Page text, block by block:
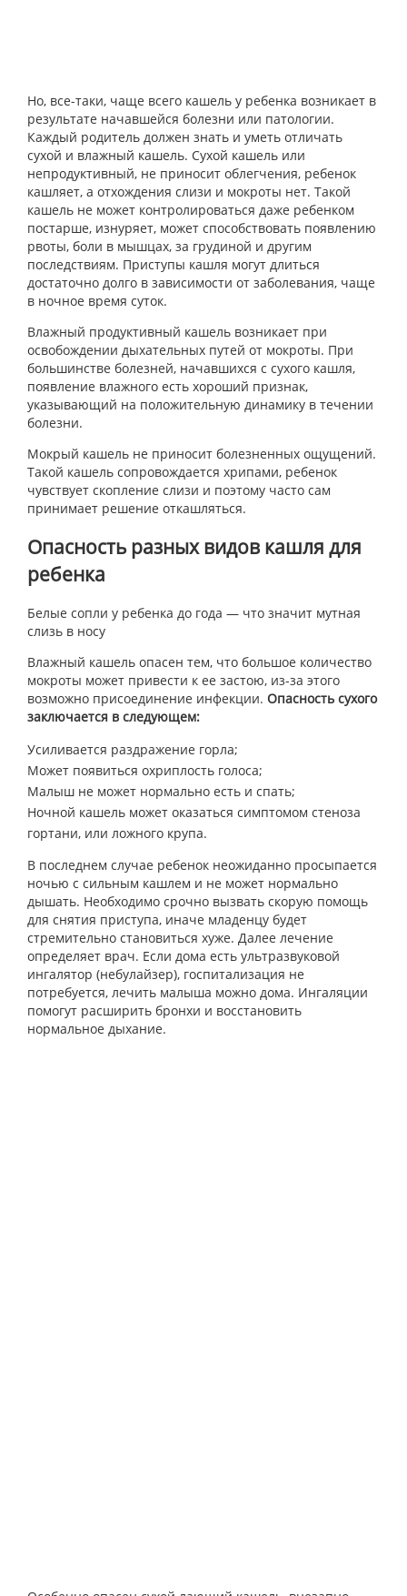
Но, все-таки, чаще всего кашель у ребенка возникает в
результате начавшейся болезни или патологии.
Каждый родитель должен знать и уметь отличать
сухой и влажный кашель. Сухой кашель или
непродуктивный, не приносит облегчения, ребенок
кашляет, а отхождения слизи и мокроты нет. Такой
кашель не может контролироваться даже ребенком
постарше, изнуряет, может способствовать появлению
рвоты, боли в мышцах, за грудиной и другим
последствиям. Приступы кашля могут длиться
достаточно долго в зависимости от заболевания, чаще
в ночное время суток.
Влажный продуктивный кашель возникает при
освобождении дыхательных путей от мокроты. При
большинстве болезней, начавшихся с сухого кашля,
появление влажного есть хороший признак,
указывающий на положительную динамику в течении
болезни.
Мокрый кашель не приносит болезненных ощущений.
Такой кашель сопровождается хрипами, ребенок
чувствует скопление слизи и поэтому часто сам
принимает решение откашляться.
Опасность разных видов кашля для
ребенка
Белые сопли у ребенка до года — что значит мутная
слизь в носу
Влажный кашель опасен тем, что большое количество
мокроты может привести к ее застою, из-за этого
возможно присоединение инфекции. Опасность сухого
заключается в следующем:
Усиливается раздражение горла;
Может появиться охриплость голоса;
Малыш не может нормально есть и спать;
Ночной кашель может оказаться симптомом стеноза
гортани, или ложного крупа.
В последнем случае ребенок неожиданно просыпается
ночью с сильным кашлем и не может нормально
дышать. Необходимо срочно вызвать скорую помощь
для снятия приступа, иначе младенцу будет
стремительно становиться хуже. Далее лечение
определяет врач. Если дома есть ультразвуковой
ингалятор (небулайзер), госпитализация не
потребуется, лечить малыша можно дома. Ингаляции
помогут расширить бронхи и восстановить
нормальное дыхание.